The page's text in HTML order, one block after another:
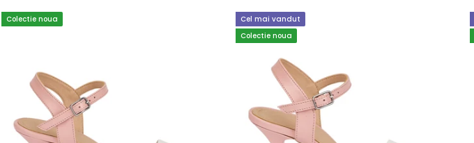
Colectie noua
Cel mai vandut
Colectie noua